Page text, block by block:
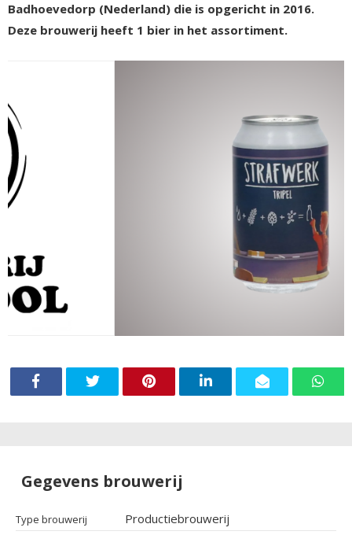
Badhoevedorp (Nederland) die is opgericht in 2016.
Deze brouwerij heeft 1 bier in het assortiment.
Gegevens brouwerij
Type brouwerij Productiebrouwerij